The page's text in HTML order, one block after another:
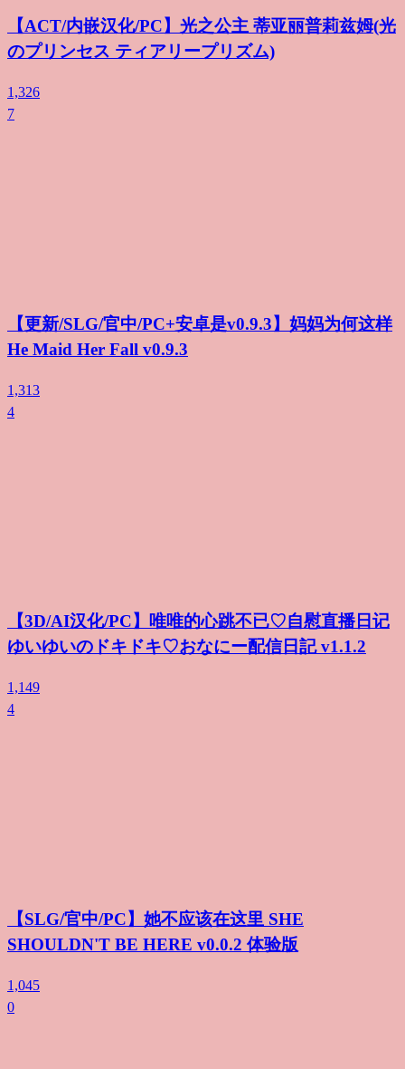
【ACT/内嵌汉化/PC】光之公主 蒂亚丽普莉兹姆(光
のプリンセス ティアリープリズム)
1,326
7
【更新/SLG/官中/PC+安卓是v0.9.3】妈妈为何这样
He Maid Her Fall v0.9.3
1,313
4
【3D/AI汉化/PC】唯唯的心跳不已♡自慰直播日记
ゆいゆいのドキドキ♡おなにー配信日記 v1.1.2
1,149
4
【SLG/官中/PC】她不应该在这里 SHE
SHOULDN'T BE HERE v0.0.2 体验版
1,045
0